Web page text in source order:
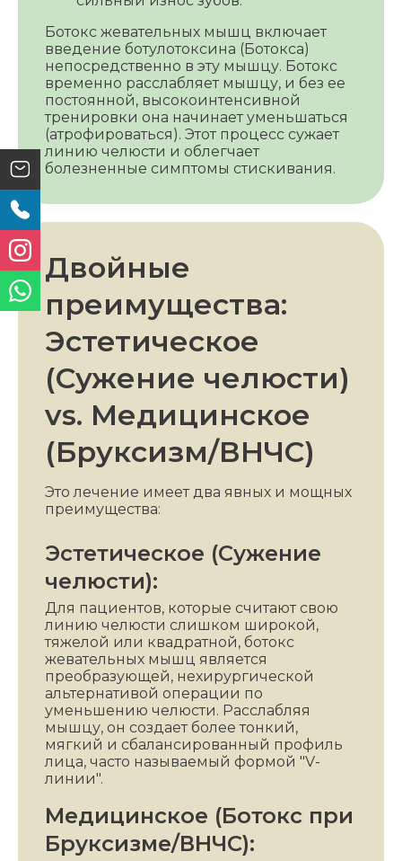
Ботокс жевательных мышц включает
введение ботулотоксина (Ботокса)
непосредственно в эту мышцу. Ботокс
временно расслабляет мышцу, и без ее
постоянной, высокоинтенсивной
тренировки она начинает уменьшаться
(атрофироваться). Этот процесс сужает
линию челюсти и облегчает
болезненные симптомы стискивания.
Двойные
преимущества:
Эстетическое
(Сужение челюсти)
vs. Медицинское
(Бруксизм/ВНЧС)
Это лечение имеет два явных и мощных
преимущества:
Эстетическое (Сужение
челюсти):
Для пациентов, которые считают свою
линию челюсти слишком широкой,
тяжелой или квадратной, ботокс
жевательных мышц является
преобразующей, нехирургической
альтернативой операции по
уменьшению челюсти. Расслабляя
мышцу, он создает более тонкий,
мягкий и сбалансированный профиль
лица, часто называемый формой "V-
линии".
Медицинское (Ботокс при
Бруксизме/ВНЧС):